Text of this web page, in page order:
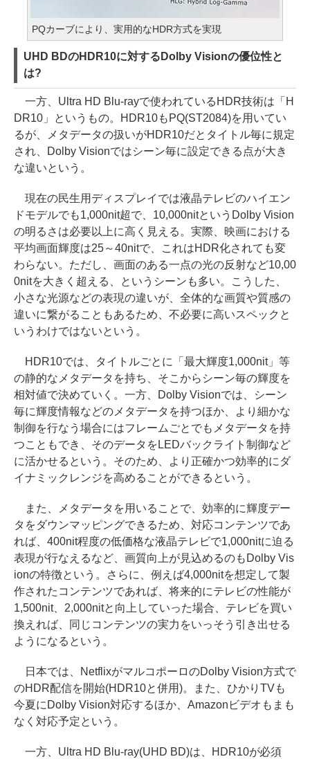
PQカーブにより、実用的なHDR方式を実現
UHD BDのHDR10に対するDolby Visionの優位性と
は?
一方、Ultra HD Blu-rayで使われているHDR技術は「H
DR10」というもの。HDR10もPQ(ST2084)を用いてい
るが、メタデータの扱いがHDR10だとタイトル毎に規定
され、Dolby Visionではシーン毎に設定できる点が大き
な違いという。
現在の民生用ディスプレイでは液晶テレビのハイエン
ドモデルでも1,000nit超で、10,000nitというDolby Vision
の明るさは必要以上に高く見える。実際、映画における
平均画面輝度は25～40nitで、これはHDR化されても変
わらない。ただし、画面のある一点の光の反射など10,00
0nitを大きく超える、というシーンも多い。こうした、
小さな光源などの表現の違いが、全体的な画質や質感の
違いに繋がることもあるため、不必要に高いスペックと
いうわけではないという。
HDR10では、タイトルごとに「最大輝度1,000nit」等
の静的なメタデータを持ち、そこからシーン毎の輝度を
相対値で決めていく。一方、Dolby Visionでは、シーン
毎に輝度情報などのメタデータを持つほか、より細かな
制御を行なう場合にはフレームごとでもメタデータを持
つこともでき、そのデータをLEDバックライト制御など
に活かせるという。そのため、より正確かつ効率的にダ
イナミックレンジを高めることができるという。
また、メタデータを用いることで、効率的に輝度デー
タをダウンマッピングできるため、対応コンテンツであ
れば、400nit程度の低価格な液晶テレビで1,000nitに迫る
表現が行なえるなど、画質向上が見込めるのもDolby Vis
ionの特徴という。さらに、例えば4,000nitを想定して製
作されたコンテンツであれば、将来的にテレビの性能が
1,500nit、2,000nitと向上していった場合、テレビを買い
換えれば、同じコンテンツの実力をいっそう引き出せる
ようになるという。
日本では、NetflixがマルコポーロのDolby Vision方式で
のHDR配信を開始(HDR10と併用)。また、ひかりTVも
今夏にDolby Vision対応するほか、Amazonビデオもまも
なく対応予定という。
一方、Ultra HD Blu-ray(UHD BD)は、HDR10が必須